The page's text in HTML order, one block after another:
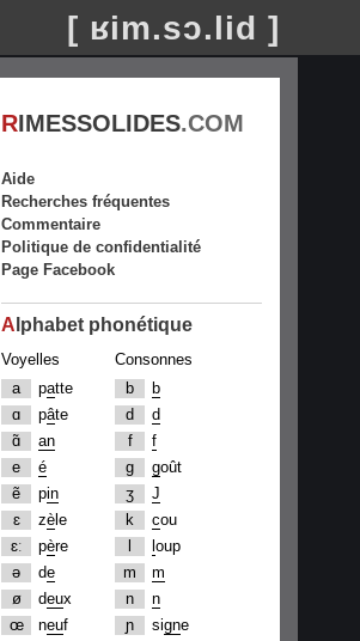
[ ʁim.sɔ.lid ]
RIMESSOLIDES.COM
Aide
Recherches fréquentes
Commentaire
Politique de confidentialité
Page Facebook
A lphabet phonétique
Voyelles
a
patte
ɑ
pâte
ɑ̃
an
e
é
ẽ
pin
ɛ
zè le
ɛː
père
ə
de
ø
deux
œ
neuf
Consonnes
b
b
d
d
f
f
g
goût
ʒ
J
k
cou
oup
m
m
n
n
ɲ
signe